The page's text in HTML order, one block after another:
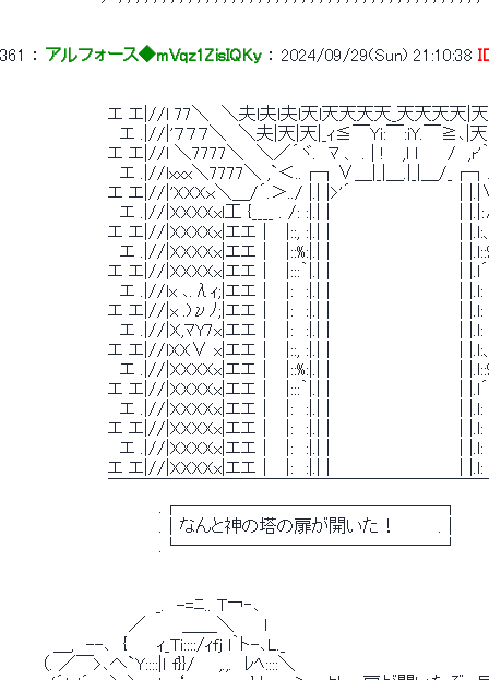
361 ： アルフォース◆mVqz1ZisIQKy ： 2024/09/29(Sun) 21:10:38
エ エ|//l 77＼　＼夫l夫l夫l天l天天天天_天天天天|天|夫
エ .|//|'７７７＼　＼夫|天|天|_ｨ≦￣Yi:￣:iY.￣≧､|天|天|
エ エ|//l ＼7777＼　＼／´ヾ.　ﾏ 、 . | ! 　,l l　 　/　,r'｀iヽ
エ .|//lxxx＼7777＼ ,`＜..┌┐∨＿|_|＿.|_|＿/_┌┐..＞'､
エ エ|//|'XXXｘ＼＿/´.＞../ |.| |>'´　　　　　　　　　|
エ .|//|XXXXxl工 {____ . /: :|.| |　　 　　 　 　 　 　 | |.|:∧
エ エ|//|XXXXx|エエ｜　|::, :|.| |　　 　　 　 　 　 　 | |.l:、
エ .|//|XXXXx|エエ｜　|::%:|.| |　　 　　 　 　 　 　 |
エ エ|//|XXXXx|エエ｜　|:::｀|.| |　　 　　 　 　 　 　 |
エ .|//lx ､.λｨ;|エエ｜　|:　:|.| |　　 　　 　 　 　 　 | |.l:　
エ エ|//|x .)νﾉ;|エエ｜　|:　:|.| |　　 　　 　 　 　 　 | |.l:　
エ .|//|X,ﾏY7x|エエ｜　|:　:|.| |　　 　　 　 　 　 　 | |.l:　
エ エ|//lXX∨ x|エエ｜　|::, :|.| |　　 　　 　 　 　 　 | |.l:、
エ .|//|XXXXx|エエ｜　|::%:|.| |　　 　　 　 　 　 　 |
エ エ|//|XXXXx|エエ｜　|:::｀|.| |　　 　　 　 　 　 　 |
エ .|//|XXXXx|エエ｜　|:　:|.| |　　 　　 　 　 　 　 | |.l:　:|
エ エ|//|XXXXx|エエ｜　|:　:|.| |　　 　　 　 　 　 　 | |.l:　
エ .|//|XXXXx|エエ｜　|:　:|.| |　　 　　 　 　 　 　 | |.l:　:|
エ エ|//|XXXXx|エエ｜　|:　:|.| |　　 　　 　 　 　 　 | |.l:　
.┌───────────────┐
.│なんと神の塔の扉が開いた！　　　 .│
.└───────────────┘
_.　-=ﾆ.. T￢‐､
／　　　＿＿＼　　 l
＿,　--､　{　　 ｨ_Ti::::/ｨfj l｀ト-､L._
（. ／￣>､へ`Y::::|ｌ f}}/　　,.,.　ﾚﾍ::::＼